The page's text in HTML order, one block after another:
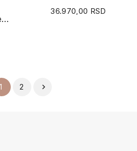
Men Total Age Defense
36.970,00 RSD
1 2 